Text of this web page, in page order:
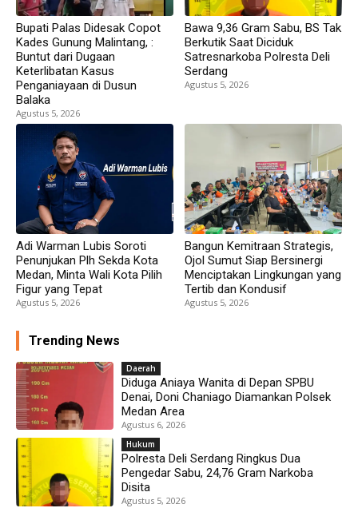
Bupati Palas Didesak Copot
Kades Gunung Malintang, :
Buntut dari Dugaan
Keterlibatan Kasus
Penganiayaan di Dusun
Balaka
Agustus 5, 2026
Bawa 9,36 Gram Sabu, BS Tak
Berkutik Saat Diciduk
Satresnarkoba Polresta Deli
Serdang
Agustus 5, 2026
Adi Warman Lubis Soroti
Penunjukan Plh Sekda Kota
Medan, Minta Wali Kota Pilih
Figur yang Tepat
Agustus 5, 2026
Bangun Kemitraan Strategis,
Ojol Sumut Siap Bersinergi
Menciptakan Lingkungan yang
Tertib dan Kondusif
Agustus 5, 2026
Trending News
Daerah
Diduga Aniaya Wanita di Depan SPBU
Denai, Doni Chaniago Diamankan Polsek
Medan Area
Agustus 6, 2026
Hukum
Polresta Deli Serdang Ringkus Dua
Pengedar Sabu, 24,76 Gram Narkoba
Disita
Agustus 5, 2026